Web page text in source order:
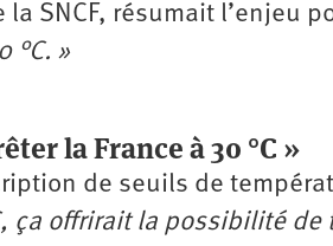
la SNCF, résumait l’enjeu
°C. »
la France à 30 °C »
de seuils de
ça offrirait la possibilité